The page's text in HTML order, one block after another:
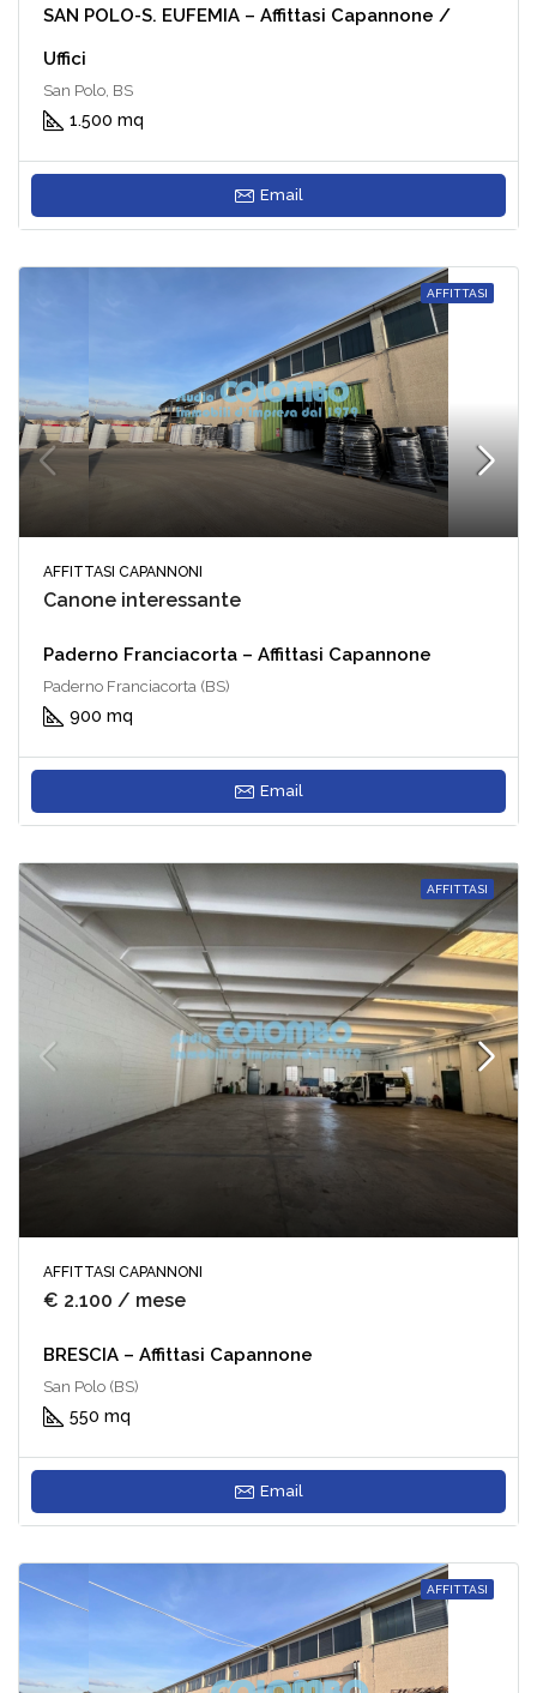
SAN POLO-S. EUFEMIA – Affittasi Capannone /
Uffici
San Polo, BS
1.500 mq
Email
AFFITTASI
AFFITTASI CAPANNONI
Canone interessante
Paderno Franciacorta – Affittasi Capannone
Paderno Franciacorta (BS)
900 mq
Email
AFFITTASI
AFFITTASI CAPANNONI
€ 2.100 / mese
BRESCIA – Affittasi Capannone
San Polo (BS)
550 mq
Email
AFFITTASI